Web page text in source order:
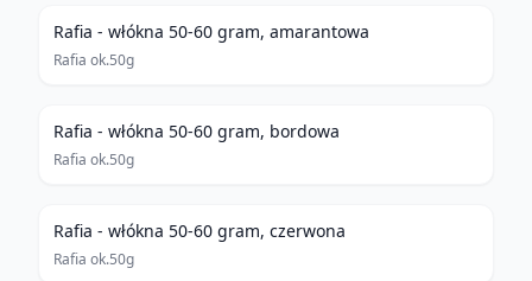
Rafia - włókna 50-60 gram, amarantowa
Rafia ok.50g
Rafia - włókna 50-60 gram, bordowa
Rafia ok.50g
Rafia - włókna 50-60 gram, czerwona
Rafia ok.50g